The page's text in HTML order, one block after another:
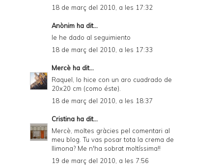
18 de març del 2010, a les 17:32
Anònim ha dit...
le he dado al seguimiento
18 de març del 2010, a les 17:33
Mercè ha dit...
Raquel, lo hice con un aro cuadrado de
20x20 cm (como éste).
18 de març del 2010, a les 18:37
Cristina ha dit...
Mercè, moltes gràcies pel comentari al
meu blog. Tu vas posar tota la crema de
llimona? Me n'ha sobrat moltíssima!!
19 de març del 2010, a les 7:56